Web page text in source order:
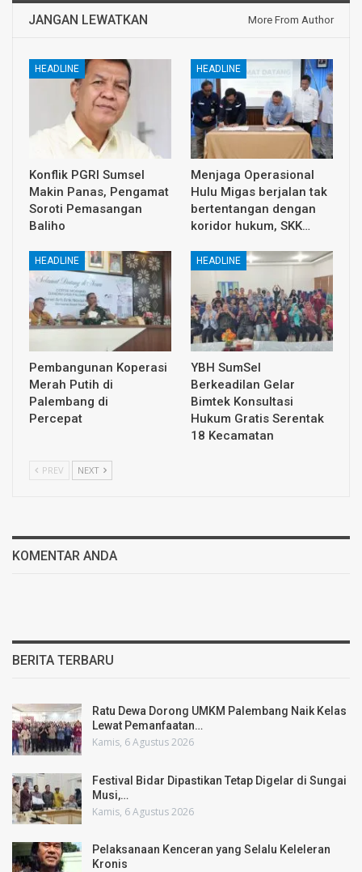
JANGAN LEWATKAN More From Author
HEADLINE
Konflik PGRI Sumsel
Makin Panas, Pengamat
Soroti Pemasangan
Baliho
HEADLINE
Menjaga Operasional
Hulu Migas berjalan tak
bertentangan dengan
koridor hukum, SKK…
HEADLINE
Pembangunan Koperasi
Merah Putih di
Palembang di
Percepat
HEADLINE
YBH SumSel
Berkeadilan Gelar
Bimtek Konsultasi
Hukum Gratis Serentak
18 Kecamatan
PREV NEXT
KOMENTAR ANDA
BERITA TERBARU
Ratu Dewa Dorong UMKM Palembang Naik Kelas
Lewat Pemanfaatan…
Kamis, 6 Agustus 2026
Festival Bidar Dipastikan Tetap Digelar di Sungai
Musi,…
Kamis, 6 Agustus 2026
Pelaksanaan Kenceran yang Selalu Keleleran
Kronis